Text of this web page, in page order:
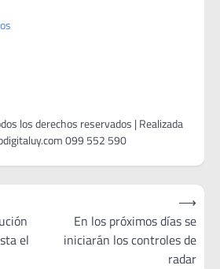
el
En los próximos días se
iniciarán los controles de
radar
⟶